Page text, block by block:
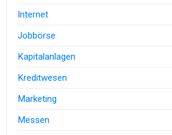
Internet
Jobbörse
Kapitalanlagen
Kreditwesen
Marketing
Messen